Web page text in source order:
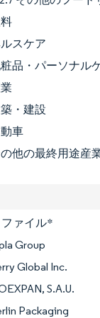
スケア
粧品・パーソナル
・建設
車
の他の最終用途産
ファイル*
Group
Global Inc.
S.A.U.
Packaging